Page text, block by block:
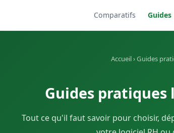
Comparatifs Guides
Accueil› Guides
Guides pratiques
Tout ce qu'il faut savoir pour choisir,